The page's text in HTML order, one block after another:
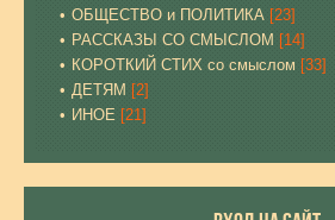
ОБЩЕСТВО и ПОЛИТИКА [23]
РАССКАЗЫ СО СМЫСЛОМ [14]
КОРОТКИЙ СТИХ со смыслом [33]
ДЕТЯМ [2]
ИНОЕ [21]